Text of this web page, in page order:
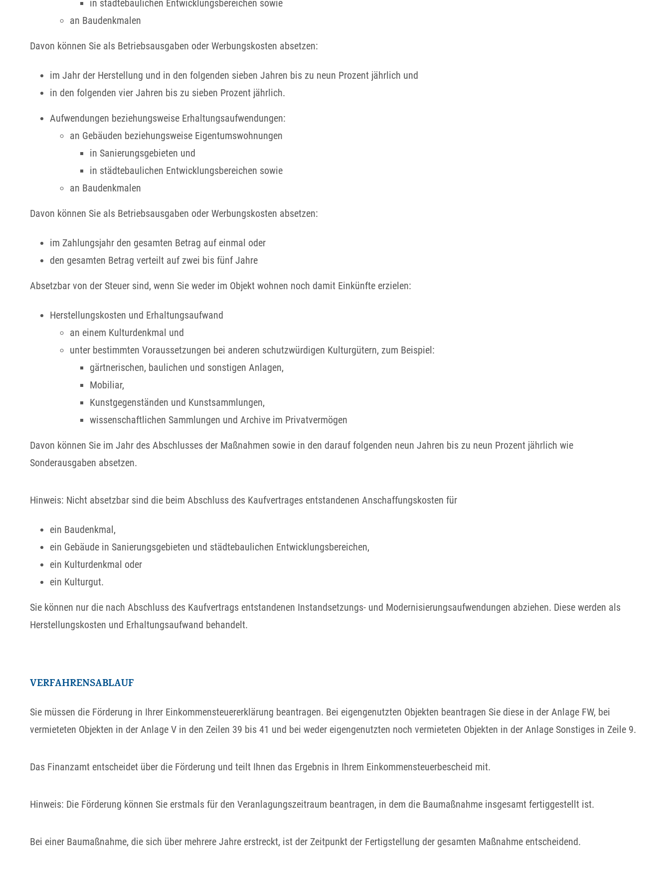
in städtebaulichen Entwicklungsbereichen sowie
an Baudenkmalen
Davon können Sie als Betriebsausgaben oder Werbungskosten absetzen:
im Jahr der Herstellung und in den folgenden sieben Jahren bis zu neun Prozent jährlich und
in den folgenden vier Jahren bis zu sieben Prozent jährlich.
Aufwendungen beziehungsweise Erhaltungsaufwendungen:
an Gebäuden beziehungsweise Eigentumswohnungen
in Sanierungsgebieten und
in städtebaulichen Entwicklungsbereichen sowie
an Baudenkmalen
Davon können Sie als Betriebsausgaben oder Werbungskosten absetzen:
im Zahlungsjahr den gesamten Betrag auf einmal oder
den gesamten Betrag verteilt auf zwei bis fünf Jahre
Absetzbar von der Steuer sind, wenn Sie weder im Objekt wohnen noch damit Einkünfte erzielen:
Herstellungskosten und Erhaltungsaufwand
an einem Kulturdenkmal und
unter bestimmten Voraussetzungen bei anderen schutzwürdigen Kulturgütern, zum Beispiel:
gärtnerischen, baulichen und sonstigen Anlagen,
Mobiliar,
Kunstgegenständen und Kunstsammlungen,
wissenschaftlichen Sammlungen und Archive im Privatvermögen
Davon können Sie im Jahr des Abschlusses der Maßnahmen sowie in den darauf folgenden neun Jahren bis zu neun Prozent jährlich wie
Sonderausgaben absetzen.
Hinweis: Nicht absetzbar sind die beim Abschluss des Kaufvertrages entstandenen Anschaffungskosten für
ein Baudenkmal,
ein Gebäude in Sanierungsgebieten und städtebaulichen Entwicklungsbereichen,
ein Kulturdenkmal oder
ein Kulturgut.
Sie können nur die nach Abschluss des Kaufvertrags entstandenen Instandsetzungs- und Modernisierungsaufwendungen abziehen. Diese werden als
Herstellungskosten und Erhaltungsaufwand behandelt.
VERFAHRENSABLAUF
Sie müssen die Förderung in Ihrer Einkommensteuererklärung beantragen. Bei eigengenutzten Objekten beantragen Sie diese in der Anlage FW, bei
vermieteten Objekten in der Anlage V in den Zeilen 39 bis 41 und bei weder eigengenutzten noch vermieteten Objekten in der Anlage Sonstiges in Zeile 9.
Das Finanzamt entscheidet über die Förderung und teilt Ihnen das Ergebnis in Ihrem Einkommensteuerbescheid mit.
Hinweis: Die Förderung können Sie erstmals für den Veranlagungszeitraum beantragen, in dem die Baumaßnahme insgesamt fertiggestellt ist.
Bei einer Baumaßnahme, die sich über mehrere Jahre erstreckt, ist der Zeitpunkt der Fertigstellung der gesamten Maßnahme entscheidend.